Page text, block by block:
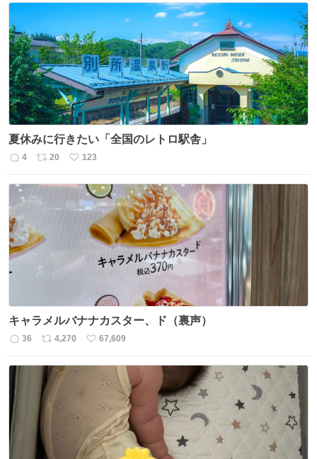
夏休みに行きたい「全国のレトロ駅舎」
返
4
リ
20
い
数
123
キャラメルバナナカスター、ド（裏声）
返
数
36
リ
ス
ト
数
4,270
い
67,609